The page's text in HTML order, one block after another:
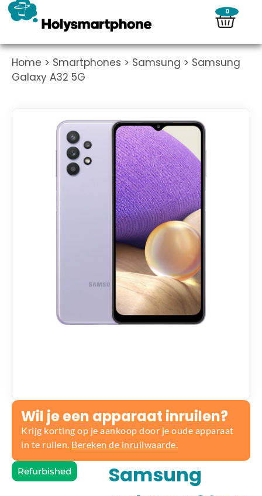
0
Home > Smartphones > Samsung > Samsung
Galaxy A32 5G
Wil je een apparaat inruilen?
Krijg korting op je aankoop door je oude apparaat
in te ruilen. Bereken de inruilwaarde.
Refurbished
Samsung